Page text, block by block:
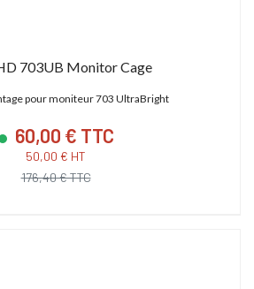
703UB Monitor Cage
pour moniteur 703 UltraBright
60,00 € TTC
50,00 € HT
176,40 € TTC